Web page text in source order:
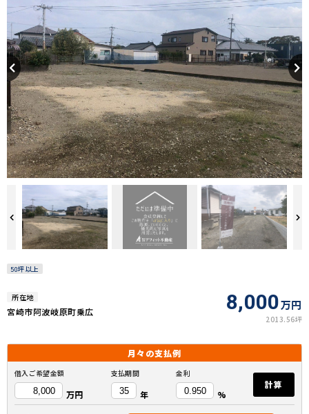
50坪以上
所在地
宮崎市阿波岐原町乗広 8,000万円
2013.56坪
月々の支払例
借入ご希望金額
万円
支払期間
年
金利
%
計算